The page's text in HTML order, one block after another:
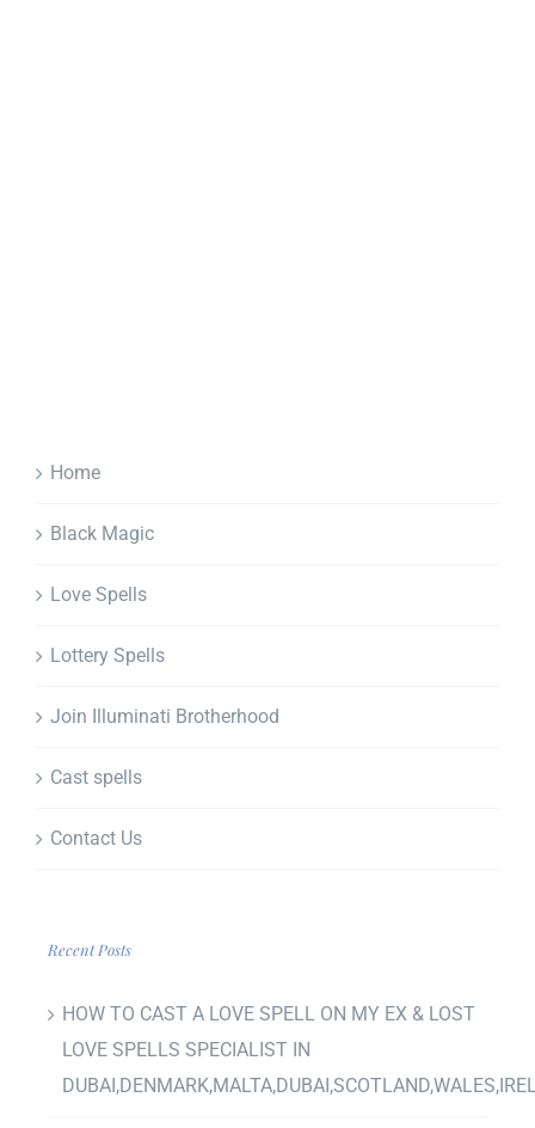
Home
Black Magic
Love Spells
Lottery Spells
Join Illuminati Brotherhood
Cast spells
Contact Us
Recent Posts
HOW TO CAST A LOVE SPELL ON MY EX & LOST
LOVE SPELLS SPECIALIST IN